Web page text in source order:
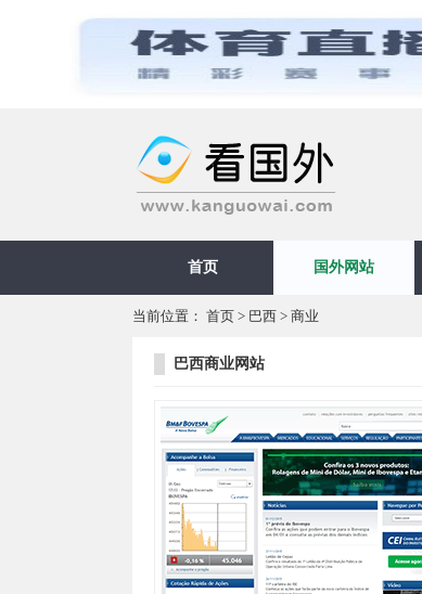
首页 国外网站
当前位置： 首页 > 巴西 > 商业
巴西商业网站